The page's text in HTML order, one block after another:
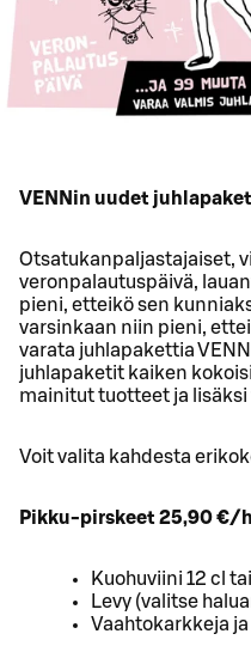
VENNin uudet
Otsatukanpaljastajaiset,
veronpalautuspäivä,
pieni, etteikö sen
varsinkaan niin pieni,
varata juhlapakettia
juhlapaketit kaiken
mainitut tuotteet ja
Voit valita kahdesta
Pikku-pirskeet 25,90 €/
Kuohuviini 12 cl
Levy (valitse
Vaahtokarkkeja